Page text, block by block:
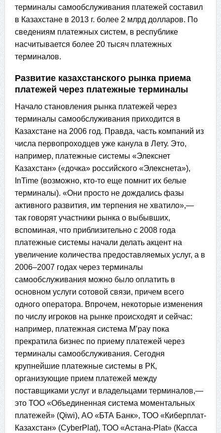
терминалы самообслуживания платежей составил
в Казахстане в 2013 г. более 2 млрд долларов. По
сведениям платежных систем, в республике
насчитывается более 20 тысяч платежных
терминалов.
Развитие казахстанского рынка приема
платежей через платежные терминалы
Начало становления рынка платежей через
терминалы самообслуживания приходится в
Казахстане на 2006 год. Правда, часть компаний из
числа первопроходцев уже канула в Лету. Это,
например, платежные системы «Элекснет
Казахстан» («дочка» российского «Элекснета»),
InTime (возможно, кто-то еще помнит их белые
терминалы). «Они просто не дождались фазы
активного развития, им терпения не хватило»,—
так говорят участники рынка о выбывших,
вспоминая, что приблизительно с 2008 года
платежные системы начали делать акцент на
увеличение количества предоставляемых услуг, а в
2006–2007 годах через терминалы
самообслуживания можно было оплатить в
основном услуги сотовой связи, причем всего
одного оператора. Впрочем, некоторые изменения
по числу игроков на рынке происходят и сейчас:
например, платежная система M’pay пока
прекратила бизнес по приему платежей через
терминалы самообслуживания. Сегодня
крупнейшие платежные системы в РК,
организующие прием платежей между
поставщиками услуг и владельцами терминалов,—
это ТОО «Объединенная система моментальных
платежей» (Qiwi), АО «БТА Банк», ТОО «Киберплат-
Казахстан» (СyberPlat), ТОО «Астана-Plat» (Касса